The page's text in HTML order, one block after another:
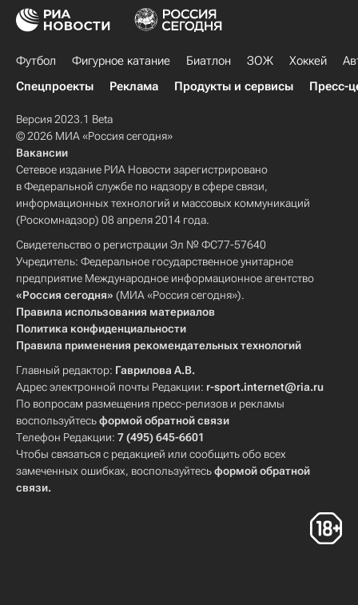
Футбол Фигурное катание Биатлон ЗОЖ Хоккей
Спецпроекты
Реклама Продукты и сервисы Пресс-
Версия 2023.1 Beta
© 2026 МИА «Россия сегодня»
Вакансии
Сетевое издание РИА Новости зарегистрировано
в Федеральной службе по надзору в сфере связи,
информационных технологий и массовых коммуникаций
(Роскомнадзор) 08 апреля 2014 года.
Свидетельство о регистрации Эл № ФС77-57640
Учредитель: Федеральное государственное унитарное
предприятие Международное информационное агентство
«Россия сегодня» (МИА «Россия сегодня»).
Правила использования материалов
Политика конфиденциальности
Правила применения рекомендательных технологий
Главный редактор: Гаврилова А.В.
Адрес электронной почты Редакции: r-sport.internet@ria.ru
По вопросам размещения пресс-релизов и рекламы
воспользуйтесьформой обратной связи
Телефон Редакции: 7 (495) 645-6601
Чтобы связаться с редакцией или сообщить обо всех
замеченных ошибках, воспользуйтесьформой обратной
связи.